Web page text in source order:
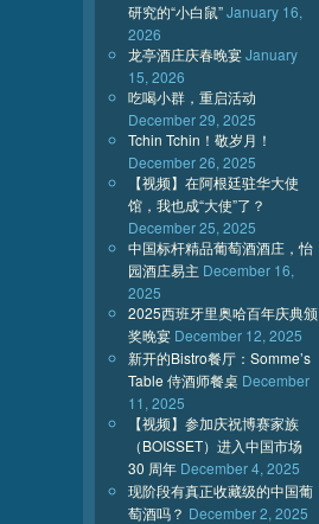
研究的“小白鼠”January 16,
2026
龙亭酒庄庆春晚宴January
15, 2026
吃喝小群，重启活动
December 29, 2025
Tchin Tchin！敬岁月！
December 26, 2025
【视频】在阿根廷驻华大使
馆，我也成“大使”了？
December 25, 2025
中国标杆精品葡萄酒酒庄，怡
园酒庄易主 December 16,
2025
2025西班牙里奥哈百年庆典颁
奖晚宴 December 12, 2025
新开的Bistro餐厅：Somme’s
Table 侍酒师餐桌 December
11, 2025
【视频】参加庆祝博赛家族
（BOISSET）进入中国市场
30 周年 December 4, 2025
现阶段有真正收藏级的中国葡
萄酒吗？ December 2, 2025